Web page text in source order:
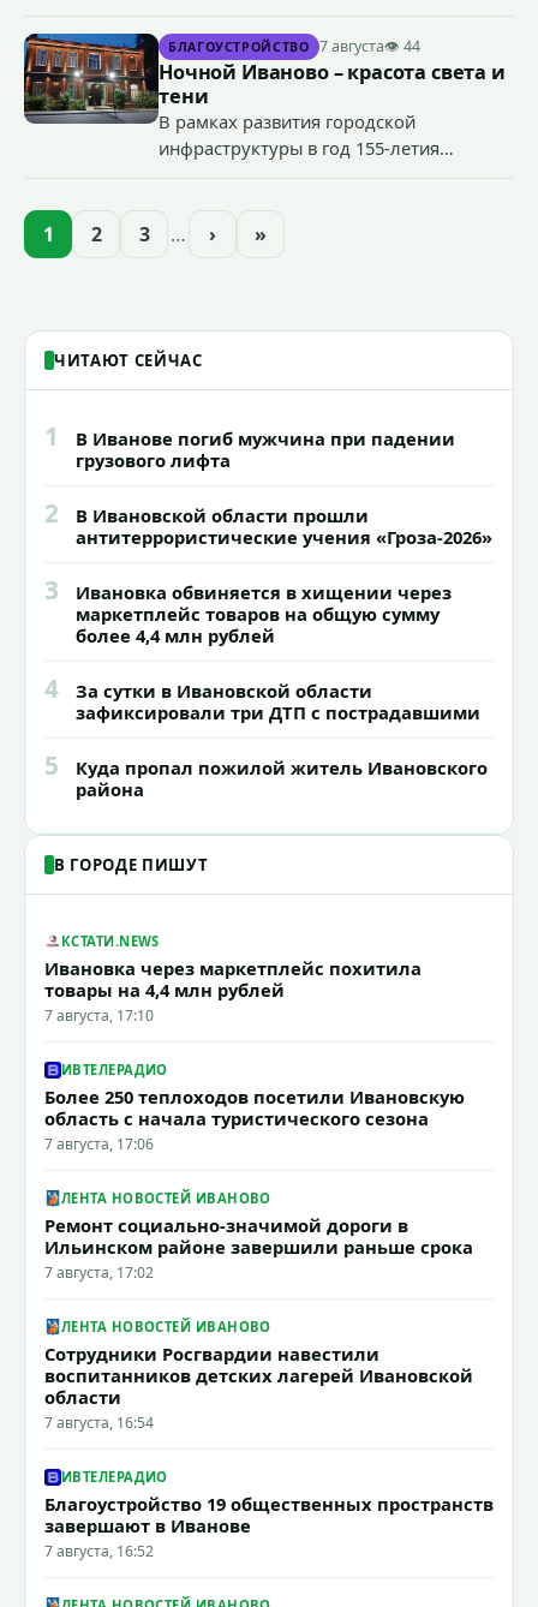
террористического акта на объекте
органов государственной власти.
«Гроза-2026».
БЛАГОУСТРОЙСТВО 7 августа👁 44
Ночной Иваново – красота света и
тени
В рамках развития городской
инфраструктуры в год 155-летия
проекта подсветки исторических
1 2 3 … › »
ЧИТАЮТ СЕЙЧАС
1
В Иванове погиб мужчина при падении
грузового лифта
2
В Ивановской области прошли
антитеррористические учения «Гроза-2026»
3
Ивановка обвиняется в хищении через
маркетплейс товаров на общую сумму
более 4,4 млн рублей
4
За сутки в Ивановской области
зафиксировали три ДТП с пострадавшими
5
Куда пропал пожилой житель Ивановского
района
В ГОРОДЕ ПИШУТ
КСТАТИ.NEWS
Ивановка через маркетплейс похитила
товары на 4,4 млн рублей
7 августа, 17:10
ИВТЕЛЕРАДИО
Более 250 теплоходов посетили Ивановскую
область с начала туристического сезона
7 августа, 17:06
ЛЕНТА НОВОСТЕЙ ИВАНОВО
Ремонт социально-значимой дороги в
Ильинском районе завершили раньше срока
7 августа, 17:02
ЛЕНТА НОВОСТЕЙ ИВАНОВО
Сотрудники Росгвардии навестили
воспитанников детских лагерей Ивановской
области
7 августа, 16:54
ИВТЕЛЕРАДИО
Благоустройство 19 общественных пространств
завершают в Иванове
7 августа, 16:52